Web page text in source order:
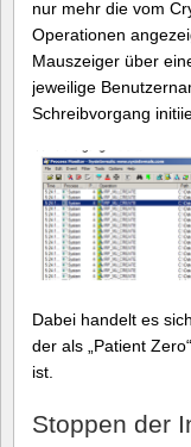
nur mehr die vom
Operationen
Mauszeiger über
jeweilige
Schreibvorgang
Dabei handelt es
der als „Patient
ist.
Stoppen der